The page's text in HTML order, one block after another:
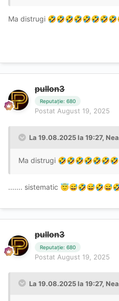
Ma distrugi 🤣🤣🤣🤣🤣🤣🤣🤣
pullon3
Reputație: 680
Postat August 19, 2025
La 19.08.2025 la 19:27,
Ma distrugi 🤣🤣🤣🤣🤣🤣🤣
....... sistematic 😇😅🤣😅🤣😅
pullon3
Reputație: 680
Postat August 19, 2025
La 19.08.2025 la 19:27,